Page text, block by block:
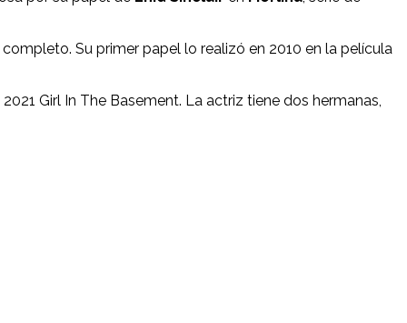
Su primer papel lo realizó en 2010 en la película
Girl In The Basement. L​a actriz tiene dos hermanas,